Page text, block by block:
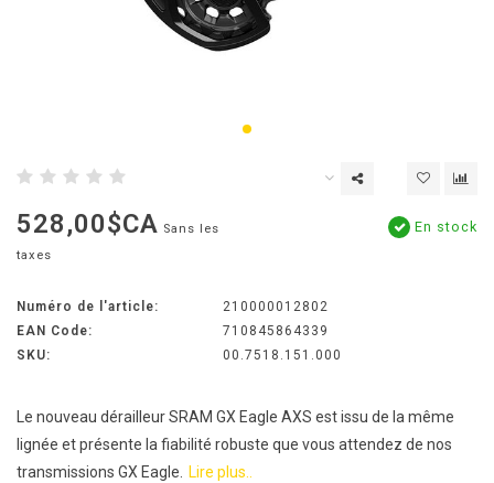
528,00$CA Sans les
taxes
En stock
Numéro de l'article:
210000012802
EAN Code:
710845864339
SKU:
00.7518.151.000
Le nouveau dérailleur SRAM GX Eagle AXS est issu de la même
lignée et présente la fiabilité robuste que vous attendez de nos
transmissions GX Eagle. Lire plus..